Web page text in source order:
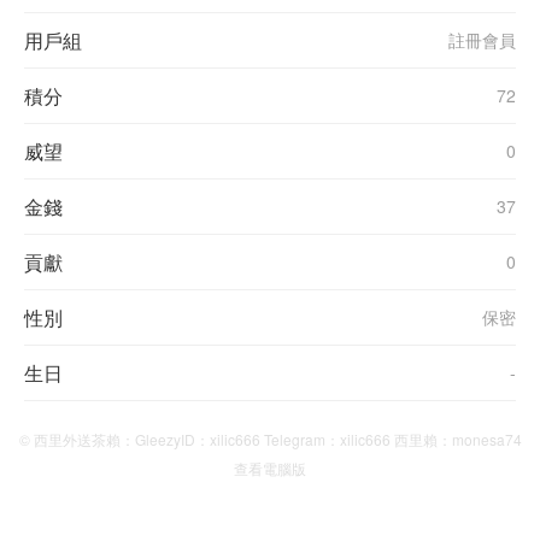
用戶組 註冊會員
積分 72
威望 0
金錢 37
貢獻 0
性別 保密
生日 -
© 西里外送茶賴：GleezyID：xilic666 Telegram：xilic666 西里賴：monesa74
查看電腦版